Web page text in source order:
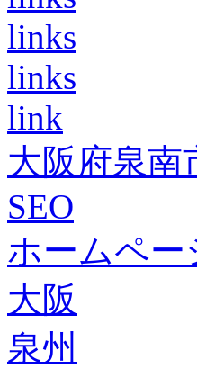
links
links
link
大阪府泉南
SEO
ホームペー
大阪
泉州